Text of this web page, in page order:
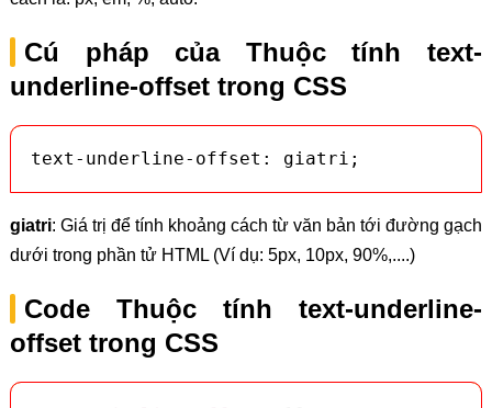
Cú pháp của Thuộc tính text-
underline-offset trong CSS
text-underline-offset: giatri;
giatri: Giá trị để tính khoảng cách từ văn bản tới đường gạch
dưới trong phần tử HTML (Ví dụ: 5px, 10px, 90%,....)
Code Thuộc tính text-underline-
offset trong CSS